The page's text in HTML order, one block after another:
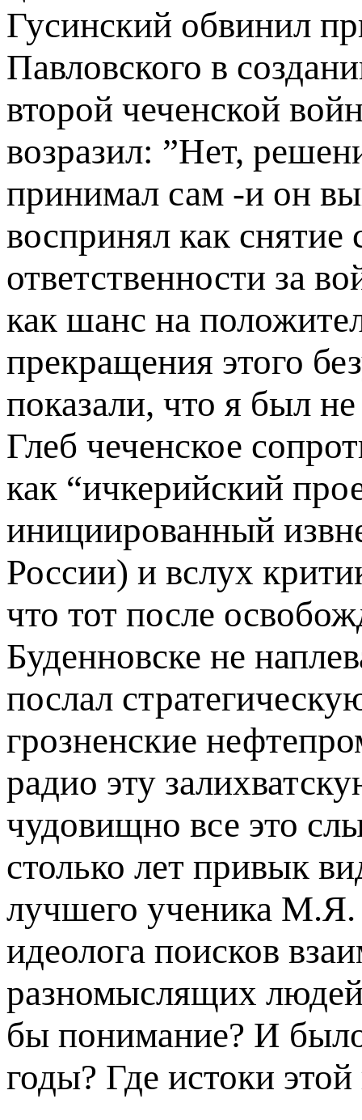
Гусинский обвинил
Павловского в
второй чеченской
возразил: ”Нет,
принимал сам -и он
воспринял как снятие
ответственности за
как шанс на
прекращения этого
показали, что я был
Глеб чеченское
как “ичкерийский
инициированный
России) и вслух
что тот после
Буденновске не
послал
грозненские
радио эту
чудовищно все это
столько лет привык
лучшего ученика М.Я.
идеолога поисков
разномыслящих людей
бы понимание? И
годы? Где истоки